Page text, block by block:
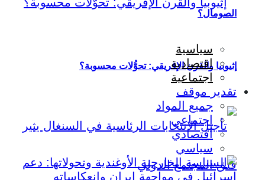
إثيوبيا والقرن الإفريقي: تحوُّلات محسوبة؟
الصومال؟
سياسية
اقتصادية
اجتماعية
تقدير موقف
جميع المواد
اجتماعي
اقتصادي
سياسي